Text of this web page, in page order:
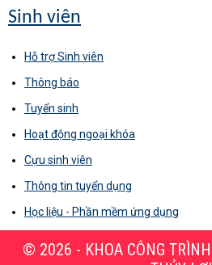
Sinh viên
Hỗ trợ Sinh viên
Thông báo
Tuyển sinh
Hoạt động ngoại khóa
Cựu sinh viên
Thông tin tuyển dụng
Học liệu - Phần mềm ứng dụng
© 2026 - KHOA CÔNG TRÌNH - TRƯỜNG ĐẠI HỌC